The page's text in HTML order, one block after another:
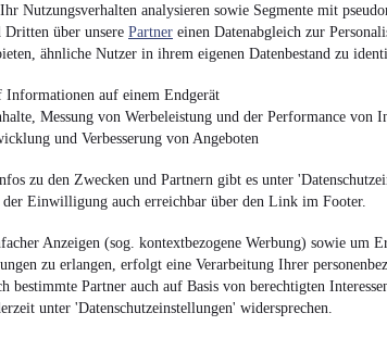
Nutzungsverhalten analysieren sowie Segmente mit
Dritten über unsere Partner einen Datenabgleich zur
ähnliche Nutzer in ihrem eigenen Datenbestand zu
auf einem Endgerät
Messung von Werbeleistung und der Performance von
und Verbesserung von Angeboten
zu den Zwecken und Partnern gibt es unter
Einwilligung auch erreichbar über den Link im Footer.
Anzeigen (sog. kontextbezogene Werbung) sowie um
zu erlangen, erfolgt eine Verarbeitung Ihrer
bestimmte Partner auch auf Basis von berechtigten
unter 'Datenschutzeinstellungen' widersprechen.
Renault Clio V
19.790 €¹
Unfallfrei•
67 kW (91 PS)
D (komb.)
Renault Trafic